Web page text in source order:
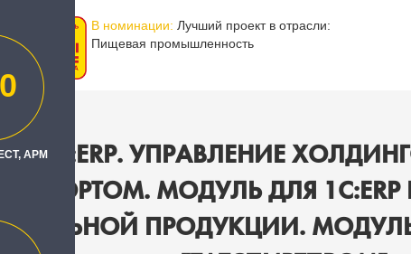
В номинации: Лучший проект в отрасли:
Пищевая промышленность
1С:ERP. УПРАВЛЕНИЕ
МОДУЛЬ ДЛЯ
ПРОДУКЦИИ. МОДУЛЬ
АРМ